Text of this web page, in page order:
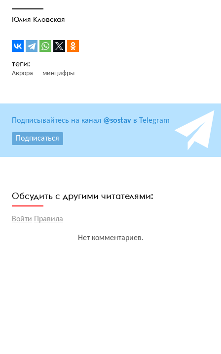
Юлия Кловская
Аврора минцифры
Подписывайтесь на канал @sostav в Telegram
Подписаться
Обсудить с другими читателями:
Войти Правила
Нет комментариев.